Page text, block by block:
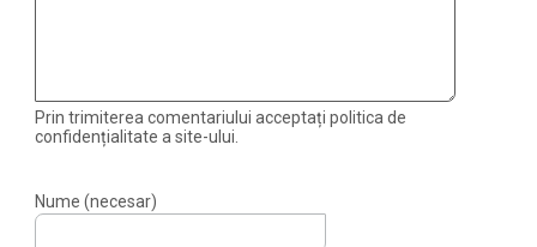
Prin trimiterea comentariului acceptați politica de
confidențialitate a site-ului.
Nume (necesar)